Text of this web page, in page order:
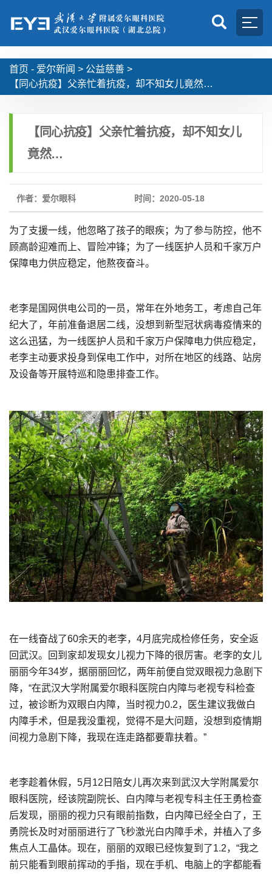
首页 - 爱尔新闻 > 公益慈善 >
【同心抗疫】父亲忙着抗疫，却不知女儿竟然…
【同心抗疫】父亲忙着抗疫，却不知女儿
竟然…
作者：爱尔眼科 时间：2020-05-18
为了支援一线，他忽略了孩子的眼疾；为了参与防控，他不
顾高龄迎难而上、冒险冲锋；为了一线医护人员和千家万户
保障电力供应稳定，他熬夜奋斗。
老李是国网供电公司的一员，常年在外地务工，考虑自己年
纪大了，年前准备退居二线，没想到新型冠状病毒疫情来的
这么迅猛，为一线医护人员和千家万户保障电力供应稳定，
老李主动要求投身到保电工作中，对所在地区的线路、站房
及设备等开展特巡和隐患排查工作。
在一线奋战了60余天的老李，4月底完成检修任务，安全返
回武汉。回到家却发现女儿视力下降的很厉害。老李的女儿
丽丽今年34岁，据丽丽回忆，两年前便自觉双眼视力急剧下
降，“在武汉大学附属爱尔眼科医院白内障与老视专科检查
过，被诊断为双眼白内障，当时视力0.2，医生建议我做白
内障手术，但是我没重视，觉得不是大问题，没想到疫情期
间视力急剧下降，我现在连走路都要靠扶着。”
老李趁着休假，5月12日陪女儿再次来到武汉大学附属爱尔
眼科医院，经该院副院长、白内障与老视专科主任王勇检查
后发现，丽丽的视力只有眼前指数，白内障已经全白了，王
勇院长及时对丽丽进行了飞秒激光白内障手术，并植入了多
焦点人工晶体。现在，丽丽的双眼已经恢复到了1.2，“我之
前只能看到眼前挥动的手指，现在手机、电脑上的字都能看